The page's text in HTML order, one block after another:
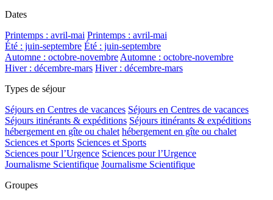
Dates
Printemps : avril-mai Printemps : avril-mai
Été : juin-septembre Été : juin-septembre
Automne : octobre-novembreAutomne : octobre-novembre
Hiver : décembre-mars Hiver : décembre-mars
Types de séjour
Séjours en Centres de vacances Séjours en Centres de vacances
Séjours itinérants & expéditions Séjours itinérants & expéditions
hébergement en gîte ou chalet hébergement en gîte ou chalet
Sciences et Sports Sciences et Sports
Sciences pour l’Urgence Sciences pour l’Urgence
Journalisme Scientifique Journalisme Scientifique
Groupes